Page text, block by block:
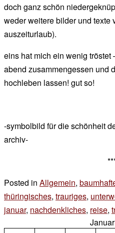
doch ganz schön
weder weitere bilder und texte
auszeiturlaub).
eins hat mich ein wenig
abend zusammengessen und
hochleben lassen! gut so!
-symbolbild für die schönheit
archiv-
Posted in Allgemein,
thüringisches, trauriges,
januar, nachdenkliches, reise,